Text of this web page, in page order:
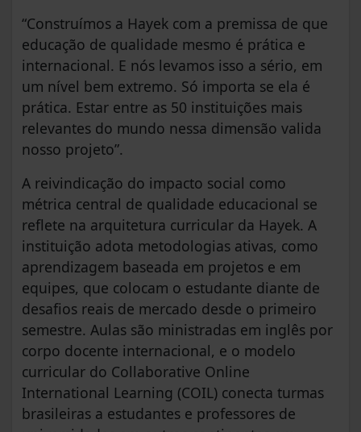
“Construímos a Hayek com a premissa de que
educação de qualidade mesmo é prática e
internacional. E nós levamos isso a sério, em
um nível bem extremo. Só importa se ela é
prática. Estar entre as 50 instituições mais
relevantes do mundo nessa dimensão valida
nosso projeto”.
A reivindicação do impacto social como
métrica central de qualidade educacional se
reflete na arquitetura curricular da Hayek. A
instituição adota metodologias ativas, como
aprendizagem baseada em projetos e em
equipes, que colocam o estudante diante de
desafios reais de mercado desde o primeiro
semestre. Aulas são ministradas em inglês por
corpo docente internacional, e o modelo
curricular do Collaborative Online
International Learning (COIL) conecta turmas
brasileiras a estudantes e professores de